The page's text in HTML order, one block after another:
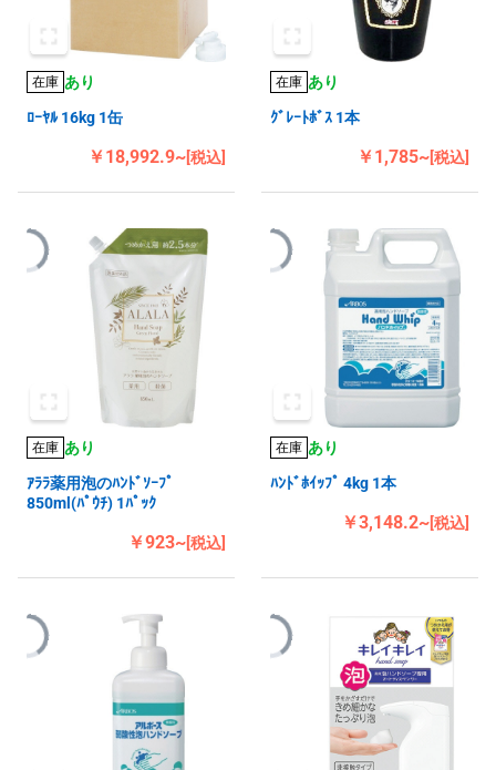
在庫 あり
ﾛｰﾔﾙ 16kg 1缶
￥18,992.9~[税込]
在庫 あり
ｸﾞﾚｰﾄﾎﾞｽ 1本
￥1,785~[税込]
在庫 あり
ｱﾗﾗ薬用泡のﾊﾝﾄﾞｿｰﾌﾟ
850ml(ﾊﾟｳﾁ) 1ﾊﾟｯｸ
￥923~[税込]
在庫 あり
ﾊﾝﾄﾞﾎｲｯﾌﾟ 4kg 1本
￥3,148.2~[税込]